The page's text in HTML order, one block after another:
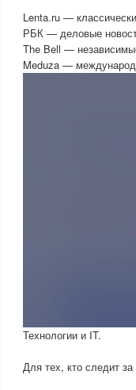
Lenta.ru —
РБК — деловые
The Bell —
Meduza —
Технологии и IT.
Для тех, кто следит